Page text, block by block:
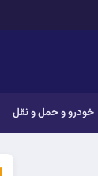
خودرو و حمل و نقل